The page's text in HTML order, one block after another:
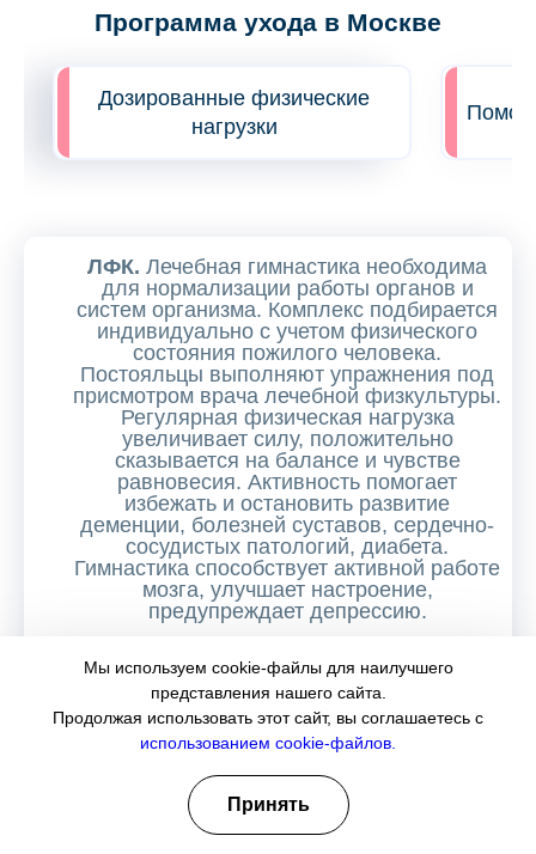
Программа ухода в Москве
Дозированные физические
нагрузки
ЛФК. Лечебная гимнастика необходима
для нормализации работы органов и
систем организма. Комплекс подбирается
индивидуально с учетом физического
состояния пожилого человека.
Постояльцы выполняют упражнения под
присмотром врача лечебной физкультуры.
Регулярная физическая нагрузка
увеличивает силу, положительно
сказывается на балансе и чувстве
равновесия. Активность помогает
избежать и остановить развитие
деменции, болезней суставов, сердечно-
сосудистых патологий, диабета.
Гимнастика способствует активной работе
мозга, улучшает настроение,
предупреждает депрессию.
Прогулки на свежем воздухе.Простой и
эффективный способ оздоровления и
поддержки работы организма – ходьба.
Постояльцы прогуливаются
самостоятельно или под присмотром
сотрудников. Минимальное время
прогулок – 15 минут. Свежий воздух
благотворно влияет на самочувствие
пожилых людей. На прогулке кровь
Мы используем cookie-файлы для наилучшего
представления нашего сайта.
Продолжая использовать этот сайт, вы соглашаетесь с
использованием cookie-файлов.
Принять